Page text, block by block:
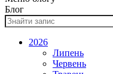
Блог
2026
Липень
Червень